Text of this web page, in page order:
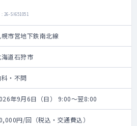
26-SI651051
市営地下鉄南北線
海道石狩市
科・不問
年9月6日（日） 9:00～翌8:00
円/回（税込・交通費込）